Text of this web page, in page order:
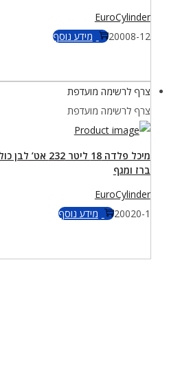
EuroCylinder
20008-12
מידע נוסף
צרף לרשימה מועדפת
צרף לרשימה מועדפת
מיכל פלדה 18 ליטר 232 אט’
ברז ומגף
EuroCylinder
20020-1
מידע נוסף